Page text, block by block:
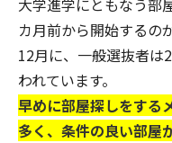
大学進学にともなう部
カ月前から開始するの
12月に、一般選抜者は
われています。
早めに部屋探しをする
多く、条件の良い部屋